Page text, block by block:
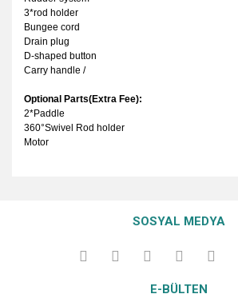
3*rod holder
Bungee cord
Drain plug
D-shaped button
Carry handle /
Optional Parts(Extra Fee):
2*Paddle
360°Swivel Rod holder
Motor
Yorum Yaz
kullanarak tarafımıza iletebilirsiniz.
Görüş ve önerileriniz için teşekkür ederiz.
Ürün açıklamasında eksik bilgiler bulunuyor.
SOSYAL MEDYA
E-BÜLTEN